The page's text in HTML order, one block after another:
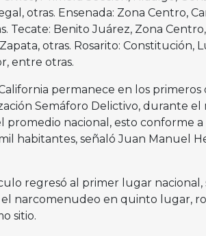
otras. Ensenada: Zona Centro,
Tecate: Benito Juárez, Zona
otras. Rosarito: Constitución,
entre otras.
permanece en los primeros
Semáforo Delictivo, durante el
promedio nacional, esto conforme a
habitantes, señaló Juan Manuel
regresó al primer lugar nacional,
narcomenudeo en quinto lugar,
sitio.